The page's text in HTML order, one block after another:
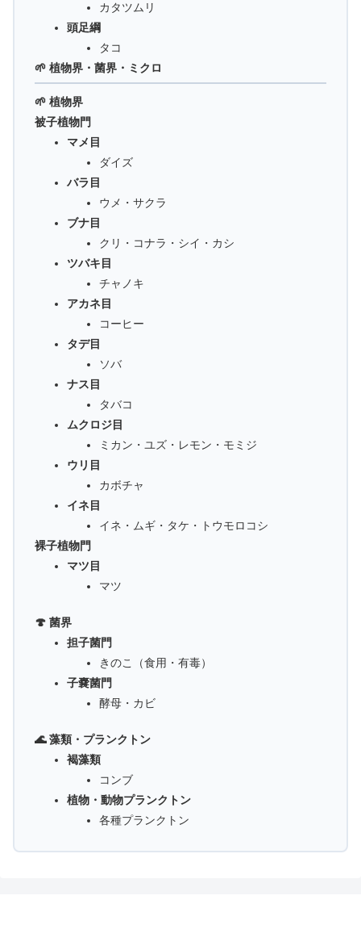
カタツムリ
頭足綱
タコ
🌱 植物界・菌界・ミクロ
🌱 植物界
被子植物門
マメ目
ダイズ
バラ目
ウメ・サクラ
ブナ目
クリ・コナラ・シイ・カシ
ツバキ目
チャノキ
アカネ目
コーヒー
タデ目
ソバ
ナス目
タバコ
ムクロジ目
ミカン・ユズ・レモン・モミジ
ウリ目
カボチャ
イネ目
イネ・ムギ・タケ・トウモロコシ
裸子植物門
マツ目
マツ
🍄 菌界
担子菌門
きのこ（食用・有毒）
子嚢菌門
酵母・カビ
🌊 藻類・プランクトン
褐藻類
コンブ
植物・動物プランクトン
各種プランクトン